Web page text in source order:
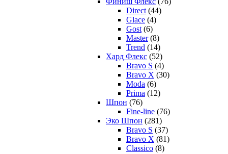
Direct (44)
Glace (4)
Gost (6)
Master (8)
Trend (14)
Хард Флекс (52)
Bravo S (4)
Bravo X (30)
Moda (6)
Prima (12)
Шпон (76)
Fine-line (76)
Эко Шпон (281)
Bravo S (37)
Bravo X (81)
Classico (8)